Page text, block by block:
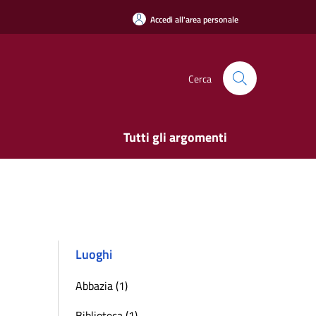
Accedi all'area personale
Cerca
Tutti gli argomenti
Luoghi
Abbazia (1)